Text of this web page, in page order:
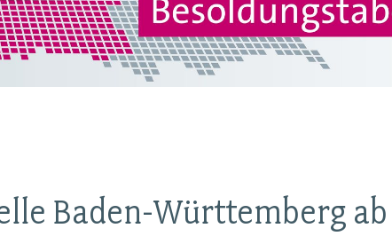
Frauen
Jugend
Versorgung
Beihilfe
Tarifverträge
Rechtsprechung
Bildung
Europa
Akademie
Verlag
Baden-Württemberg ab